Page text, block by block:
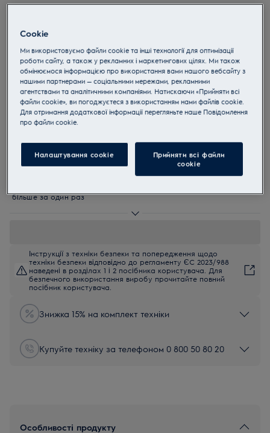
Електрична духова шафа
OPEB2500R SurroundCook FLEX
600
4.6 (23)
Переваги
Нова колекція духовок і поверхонь Electrolux Rococo з особливим
більше за один раз
Інструкції з техніки безпеки та попередження щодо
техніки безпеки відповідно до регламенту ЄС 2023/988
наведені в розділах 1 і 2 посібника користувача. Для
безпечного використання виробу прочитайте повний
посібник користувача.
Знижка 15% на комплект техніки
Купуйте техніку за телефоном 0 800 50 80 20
Особливості продукту
Cookie
Ми використовуємо файли cookie та інші технології для оптимізації
роботи сайту, а також у рекламних і маркетингових цілях. Ми також
обмінюємося інформацією про використання вами нашого вебсайту з
нашими партнерами — соціальними мережами, рекламними
агентствами та аналітичними компаніями. Натискаючи «Прийняти всі
файли cookie», ви погоджуєтеся з використанням нами файлів cookie.
Для отримання додаткової інформації перегляньте наше Пoвідомлення
прo файли cookie.
Налаштування cookie
Прийняти всі файли
сookie